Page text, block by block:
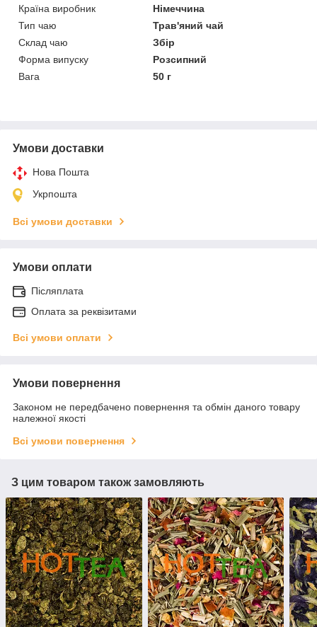
Країна виробник
Німеччина
Тип чаю
Трав'яний чай
Склад чаю
Збір
Форма випуску
Розсипний
Вага
50 г
Умови доставки
Нова Пошта
Укрпошта
Всі умови доставки
Умови оплати
Післяплата
Оплата за реквізитами
Всі умови оплати
Умови повернення
Законом не передбачено повернення та обмін даного товару
належної якості
Всі умови повернення
З цим товаром також замовляють